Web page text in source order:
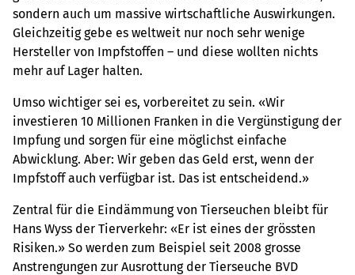
sondern auch um massive wirtschaftliche Auswirkungen.
Gleichzeitig gebe es weltweit nur noch sehr wenige
Hersteller von Impfstoffen – und diese wollten nichts
mehr auf Lager halten.
Umso wichtiger sei es, vorbereitet zu sein. «Wir
investieren 10 Millionen Franken in die Vergünstigung der
Impfung und sorgen für eine möglichst einfache
Abwicklung. Aber: Wir geben das Geld erst, wenn der
Impfstoff auch verfügbar ist. Das ist entscheidend.»
Zentral für die Eindämmung von Tierseuchen bleibt für
Hans Wyss der Tierverkehr: «Er ist eines der grössten
Risiken.» So werden zum Beispiel seit 2008 grosse
Anstrengungen zur Ausrottung der Tierseuche BVD